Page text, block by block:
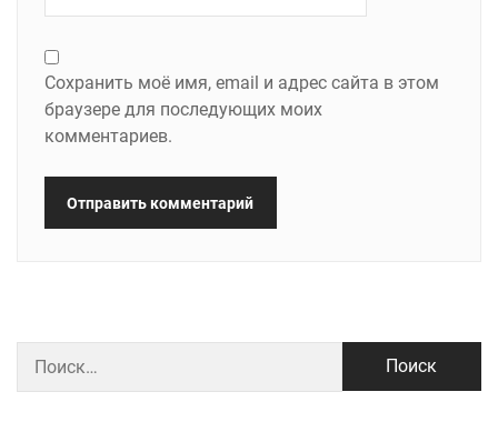
Сохранить моё имя, email и адрес сайта в этом
браузере для последующих моих
комментариев.